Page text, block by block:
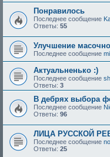
Понравилось
Последнее сообщение
Ответы: 55
Улучшение
Последнее сообщение
Актуальненько :)
Последнее сообщение
Ответы: 3
В дебрях выбора
Последнее сообщение
Ответы: 96
ЛИЦА РУССКОЙ
Последнее сообщение
Ответы: 25